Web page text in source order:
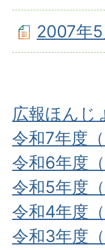
2007年
広報ほんじ
令和7年度
令和6年度
令和5年度
令和4年度
令和3年度